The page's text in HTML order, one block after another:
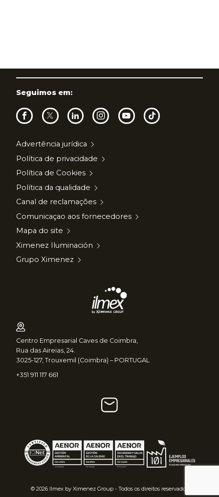
Advertência jurídica
Política de privacidade
Política de Cookies
Política da qualidade
Canal de reclamações
Comunicaçao aos fornecedores
Mapa do site
Ximenez Iluminación
Grupo Ximenez
Seguimos em:
Centro Empresarial Caves de Coimbra,
Rua das Aireias, 24.
3025-127, Trouxemil (Coimbra) – PORTUGAL
+351 911 117 661
© 2026 Ilmex by Ximenez Group - Todos os direitos reservados